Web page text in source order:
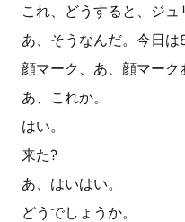
これ、どうすると、ジ
あ、そうなんだ。今日は
顔マーク、あ、顔マーク
あ、これか。
はい。
来た?
あ、はいはい。
どうでしょうか。